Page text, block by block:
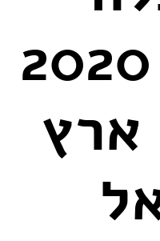
לעיצוב 2020
ארץ